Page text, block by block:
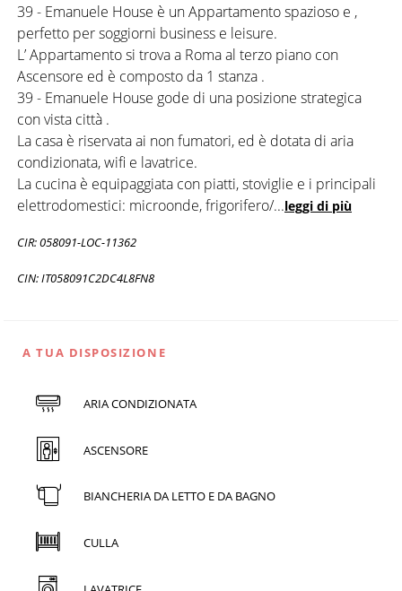
39 - Emanuele House è un Appartamento spazioso e ,
perfetto per soggiorni business e leisure.
L’ Appartamento si trova a Roma al terzo piano con
Ascensore ed è composto da 1 stanza .
39 - Emanuele House gode di una posizione strategica
con vista città .
La casa è riservata ai non fumatori, ed è dotata di aria
condizionata, wifi e lavatrice.
La cucina è equipaggiata con piatti, stoviglie e i principali
elettrodomestici: microonde, frigorifero/...leggi di più
CIR: 058091-LOC-11362
CIN: IT058091C2DC4L8FN8
A TUA DISPOSIZIONE
ARIA CONDIZIONATA
ASCENSORE
BIANCHERIA DA LETTO E DA BAGNO
CULLA